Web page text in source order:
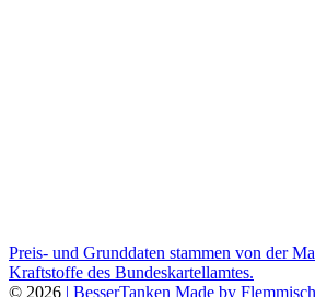
Preis- und Grunddaten stammen von der
Kraftstoffe des Bundeskartellamtes.
© 2026 | BesserTanken Made by